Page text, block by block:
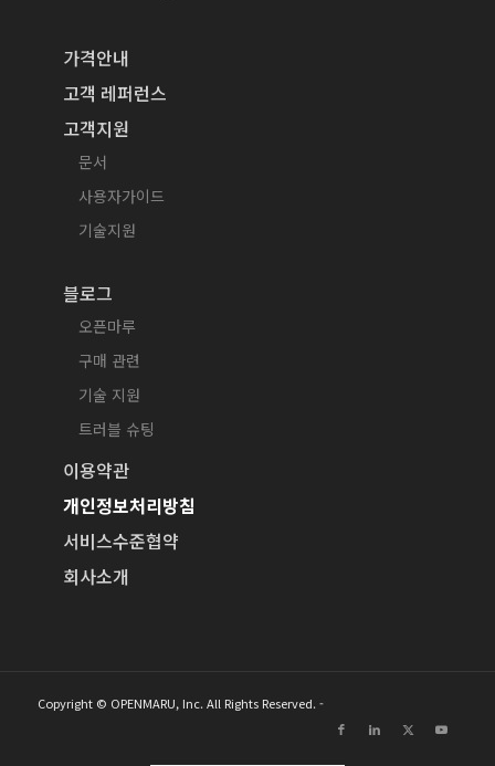
가격안내
고객 레퍼런스
고객지원
문서
사용자가이드
기술지원
블로그
오픈마루
구매 관련
기술 지원
트러블 슈팅
이용약관
개인정보처리방침
서비스수준협약
회사소개
Copyright © OPENMARU, Inc. All Rights Reserved. -